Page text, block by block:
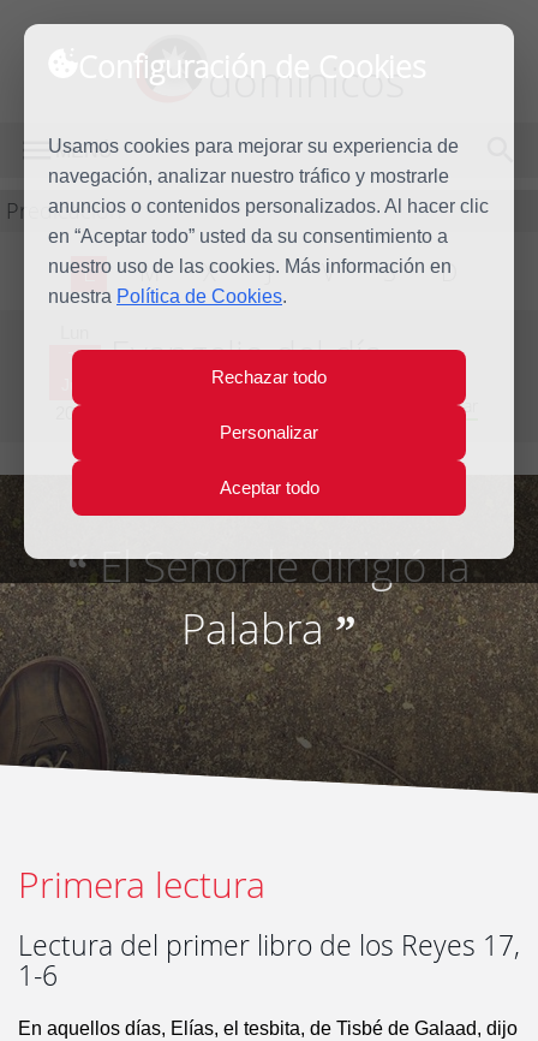
Configuración de Cookies
Usamos cookies para mejorar su experiencia de
navegación, analizar nuestro tráfico y mostrarle
anuncios o contenidos personalizados. Al hacer clic
en “Aceptar todo” usted da su consentimiento a
nuestro uso de las cookies. Más información en
nuestra Política de Cookies.
Rechazar todo
Personalizar
Aceptar todo
dominicos
MENÚ
Predicación
L M X J V S D
7
2010
Evangelio del día
Décima semana del Tiempo Ordinario - Año Par
“El Señor le dirigió la
Palabra”
Primera lectura
Lectura del primer libro de los Reyes 17,
1-6
En aquellos días, Elías, el tesbita, de Tisbé de Galaad, dijo